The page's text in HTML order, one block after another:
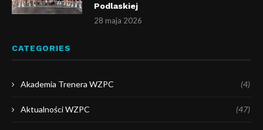
Podlaskiej
28 maja 2026
CATEGORIES
Akademia Trenera WZPC (4)
Aktualności WZPC (47)